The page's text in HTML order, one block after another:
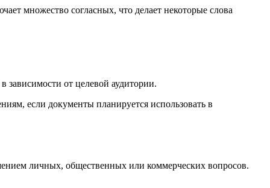
множество согласных, что делает некоторые слова
зависимости от целевой аудитории.
если документы планируется использовать в
личных, общественных или коммерческих вопросов.